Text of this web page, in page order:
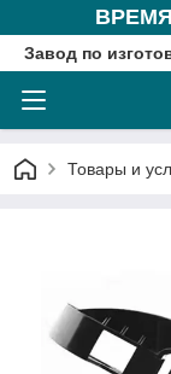
Завод по
Товары и